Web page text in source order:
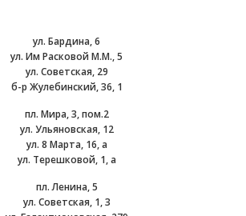
ул. Бардина, 6
ул. Им Расковой М.М., 5
ул. Советская, 29
б-р Жулебинский, 36, 1
пл. Мира, 3, пом.2
ул. Ульяновская, 12
ул. 8 Марта, 16, а
ул. Терешковой, 1, а
пл. Ленина, 5
ул. Советская, 1, 3